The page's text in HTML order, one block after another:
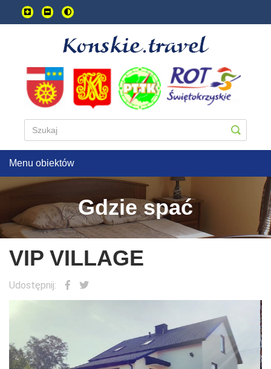
Przejdź
do
głownej
Menu obiektów
Gdzie spać
VIP VILLAGE
Udostępnij: